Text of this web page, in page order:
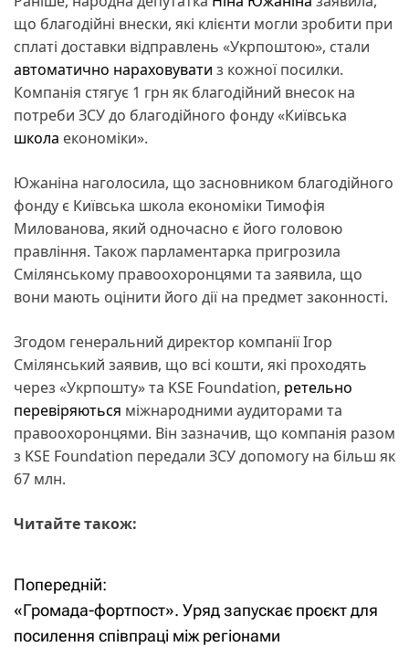
що благодійні внески, які клієнти могли зробити при
сплаті доставки відправлень «Укрпоштою», стали
автоматично нараховувати з кожної посилки.
Компанія стягує 1 грн як благодійний внесок на
потреби ЗСУ до благодійного фонду «Київська
школа економіки».
Южаніна наголосила, що засновником благодійного
фонду є Київська школа економіки Тимофія
Милованова, який одночасно є його головою
правління. Також парламентарка пригрозила
Смілянському правоохоронцями та заявила, що
вони мають оцінити його дії на предмет законності.
Згодом генеральний директор компанії Ігор
Смілянський заявив, що всі кошти, які проходять
через «Укрпошту» та KSE Foundation, ретельно
перевіряються міжнародними аудиторами та
правоохоронцями. Він зазначив, що компанія разом
з KSE Foundation передали ЗСУ допомогу на більш як
67 млн.
Читайте також:
Н
а
Попередній:
«Громада-фортпост». Уряд запускає проєкт для
посилення співпраці між регіонами